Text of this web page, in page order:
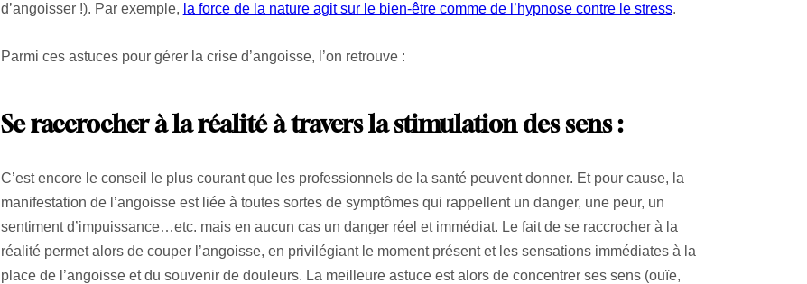
d’angoisser !). Par exemple, la force de la nature agit sur le bien-être comme de l’hypnose contre le stress.
Parmi ces astuces pour gérer la crise d’angoisse, l’on retrouve :
Se raccrocher à la réalité à travers la stimulation des sens :
C’est encore le conseil le plus courant que les professionnels de la santé peuvent donner. Et pour cause, la
manifestation de l’angoisse est liée à toutes sortes de symptômes qui rappellent un danger, une peur, un
sentiment d’impuissance…etc. mais en aucun cas un danger réel et immédiat. Le fait de se raccrocher à la
réalité permet alors de couper l’angoisse, en privilégiant le moment présent et les sensations immédiates à la
place de l’angoisse et du souvenir de douleurs. La meilleure astuce est alors de concentrer ses sens (ouïe,